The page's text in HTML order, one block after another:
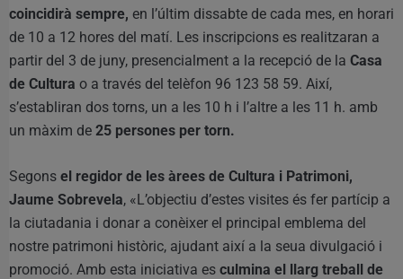
coincidirà sempre, en l’últim dissabte de cada mes, en horari
de 10 a 12 hores del matí. Les inscripcions es realitzaran a
partir del 3 de juny, presencialment a la recepció de la Casa
de Cultura o a través del telèfon 96 123 58 59. Així,
s’establiran dos torns, un a les 10 h i l’altre a les 11 h. amb
un màxim de 25 persones per torn.
Segons el regidor de les àrees de Cultura i Patrimoni,
Jaume Sobrevela, «L’objectiu d’estes visites és fer partícip a
la ciutadania i donar a conèixer el principal emblema del
nostre patrimoni històric, ajudant així a la seua divulgació i
promoció. Amb esta iniciativa es culmina el llarg treball de